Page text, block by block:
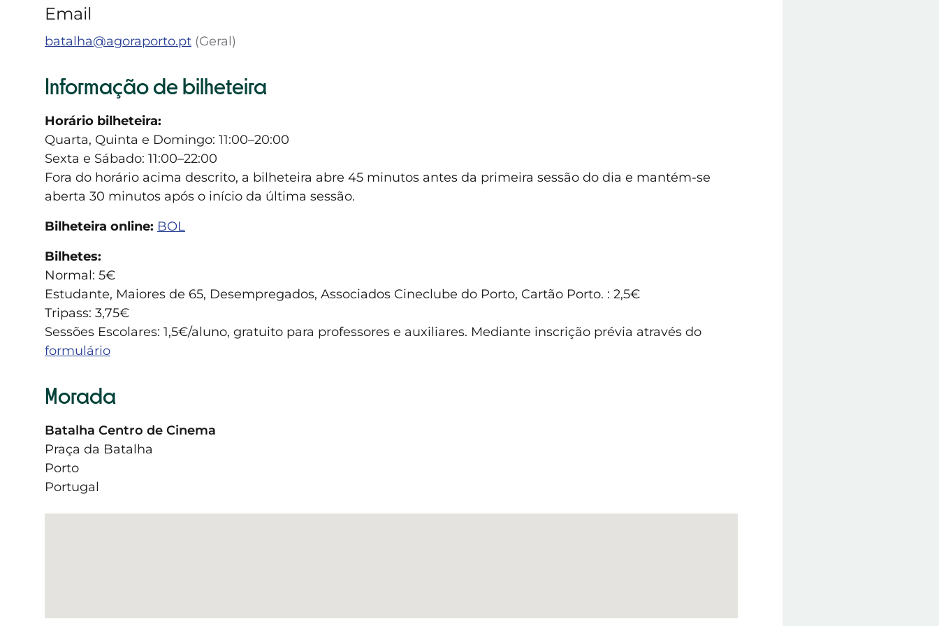
Email
batalha@agoraporto.pt Geral
Informação de bilheteira
Horário bilheteira:
Quarta, Quinta e Domingo: 11:00–20:00
Sexta e Sábado: 11:00–22:00
Fora do horário acima descrito, a bilheteira abre 45 minutos antes da primeira sessão do dia e mantém-se
aberta 30 minutos após o início da última sessão.
Bilheteira online: BOL
Bilhetes:
Normal: 5€
Estudante, Maiores de 65, Desempregados, Associados Cineclube do Porto, Cartão Porto. : 2,5€
Tripass: 3,75€
Sessões Escolares: 1,5€/aluno, gratuito para professores e auxiliares. Mediante inscrição prévia através do
formulário
Morada
Batalha Centro de Cinema
Praça da Batalha
Porto
Portugal